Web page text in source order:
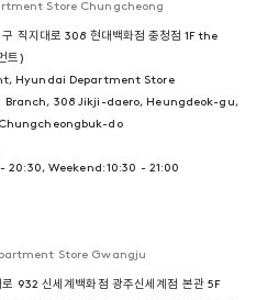
Store Chungcheong
구 직지대로 308 현대백화점 충청점 1F the
트)
Hyundai Department Store
Branch, 308 Jikji-daero, Heungdeok-gu,
do
20:30, Weekend: 10:30 - 21:00
Store Gwangju
932 신세계백화점 광주신세계점 본관 5F